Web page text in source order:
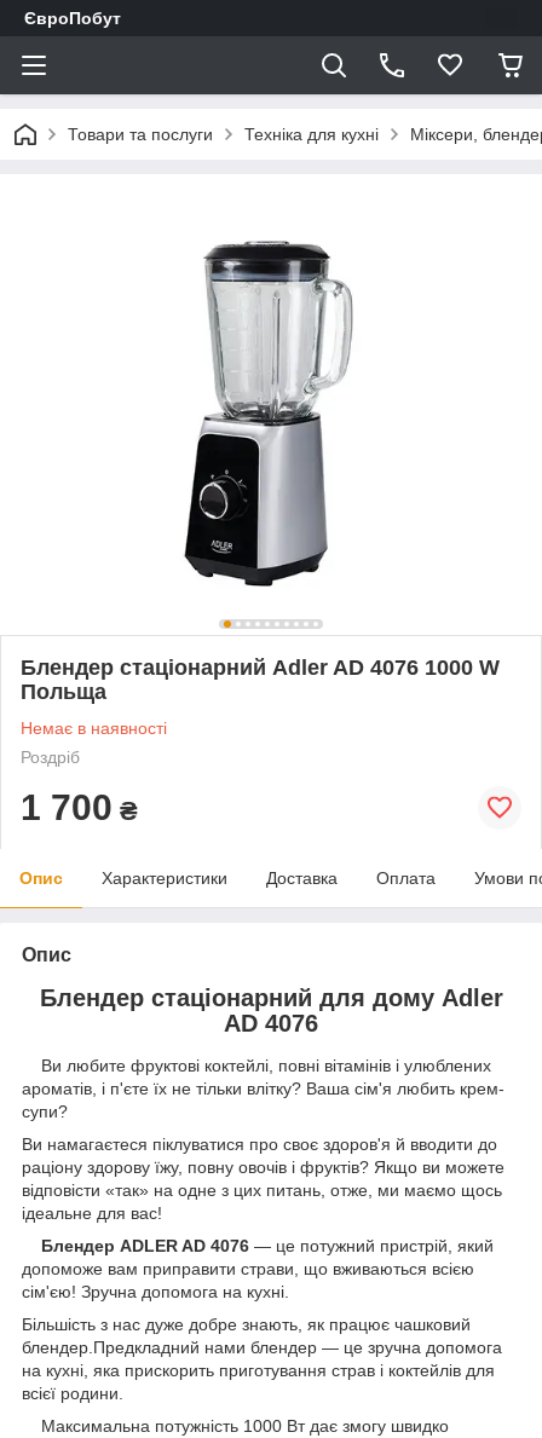
ЄвроПобут
Товари та послуги Техніка для кухні Міксери,
Блендер стаціонарний Adler AD 4076 1000 W
Польща
Немає в наявності
Роздріб
1 700 ₴
Опис Характеристики Доставка Оплата Умови
Опис
Блендер стаціонарний для дому Adler
AD 4076
Ви любите фруктові коктейлі, повні вітамінів і улюблених
ароматів, і п'єте їх не тільки влітку? Ваша сім'я любить крем-
супи?
Ви намагаєтеся піклуватися про своє здоров'я й вводити до
раціону здорову їжу, повну овочів і фруктів? Якщо ви можете
відповісти «так» на одне з цих питань, отже, ми маємо щось
ідеальне для вас!
Блендер ADLER AD 4076 — це потужний пристрій, який
допоможе вам приправити страви, що вживаються всією
сім'єю! Зручна допомога на кухні.
Більшість з нас дуже добре знають, як працює чашковий
блендер.Предкладний нами блендер — це зручна допомога
на кухні, яка прискорить приготування страв і коктейлів для
всієї родини.
Максимальна потужність 1000 Вт дає змогу швидко